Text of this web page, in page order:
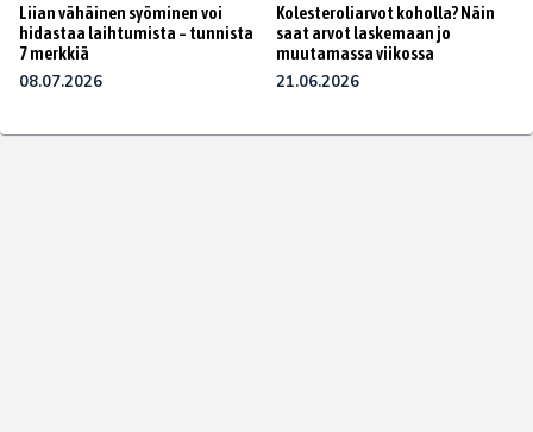
Liian vähäinen syöminen voi
hidastaa laihtumista – tunnista
7 merkkiä
08.07.2026
Kolesteroliarvot koholla? Näin
saat arvot laskemaan jo
muutamassa viikossa
21.06.2026